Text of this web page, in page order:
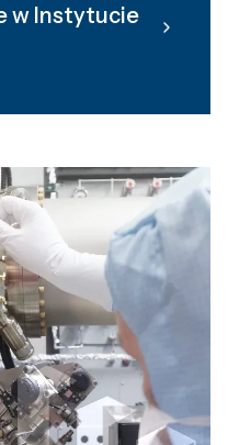
w Instytucie